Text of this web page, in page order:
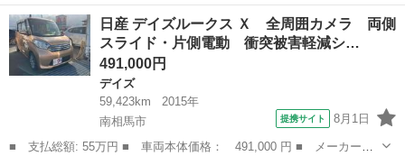
名： 日産 ■ 車種名： デイズ ■ グレード名： Ｓ 特・選・
車 電動格納ミラー パワーウィンドウ キーレスエントリー タイ
ミングチェーン ■...
宮城 名取市 デイズ
日産 デイズルークス Ｘ 全周囲カメラ 両側
スライド・片側電動 衝突被害軽減シ…
491,000円
デイズ
59,423km
2015年
南相馬市
提携サイト 8月1日
■ 支払総額: 55万円 ■ 車両本体価格： 491,000 円 ■ メーカー